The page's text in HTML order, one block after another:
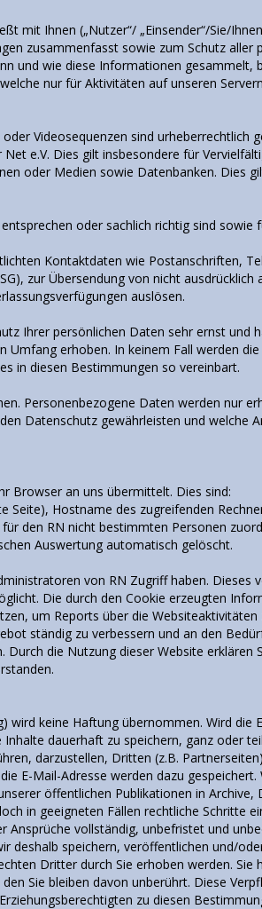
mit Ihnen („Nutzer“/ „Einsender“/Sie/
zusammenfasst sowie zum Schutz
und wie diese Informationen gesammelt,
nur für Aktivitäten auf unseren
Videosequenzen sind urheberrechtlich
e.V. Dies gilt insbesondere für
oder Medien sowie Datenbanken. Dies
oder sachlich richtig sind sowie
Kontaktdaten wie Postanschriften,
zur Übersendung von nicht
auslösen.
Ihrer persönlichen Daten sehr ernst und
erhoben. In keinem Fall werden
in diesen Bestimmungen so vereinbart.
Personenbezogene Daten werden nur
Datenschutz gewährleisten und welche
Browser an uns übermittelt. Dies sind:
Hostname des zugreifenden
den RN nicht bestimmten Personen
Auswertung automatisch gelöscht.
von RN Zugriff haben. Dieses
Die durch den Cookie erzeugten
um Reports über die
ständig zu verbessern und an den
die Nutzung dieser Website
keine Haftung übernommen. Wird die
dauerhaft zu speichern, ganz oder
darzustellen, Dritten (z.B.
E-Mail-Adresse werden dazu
öffentlichen Publikationen in
in geeigneten Fällen rechtliche Schritte
vollständig, unbefristet und
deshalb speichern, veröffentlichen und/
Dritter durch Sie erhoben werden.
Sie bleiben davon unberührt. Diese
zu diesen